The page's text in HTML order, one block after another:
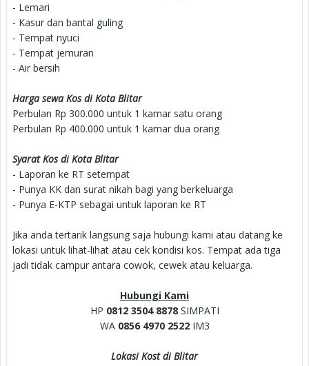
- Lemari
- Kasur dan bantal guling
- Tempat nyuci
- Tempat jemuran
- Air bersih
Harga sewa Kos di Kota Blitar
Perbulan Rp 300.000 untuk 1 kamar satu orang
Perbulan Rp 400.000 untuk 1 kamar dua orang
Syarat Kos di Kota Blitar
- Laporan ke RT setempat
- Punya KK dan surat nikah bagi yang berkeluarga
- Punya E-KTP sebagai untuk laporan ke RT
Jika anda tertarik langsung saja hubungi kami atau datang ke
lokasi untuk lihat-lihat atau cek kondisi kos. Tempat ada tiga
jadi tidak campur antara cowok, cewek atau keluarga.
Hubungi Kami
HP 0812 3504 8878SIMPATI
WA 0856 4970 2522IM3
Lokasi Kost di Blitar